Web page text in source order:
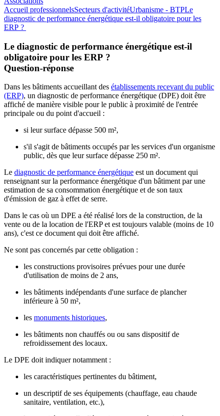
Accueil professionnelsSecteurs d'activitéUrbanisme - BTPLe
diagnostic de performance énergétique est-il obligatoire pour les
ERP ?
Le diagnostic de performance énergétique est-il
obligatoire pour les ERP ?
Question-réponse
Dans les bâtiments accueillant des établissements recevant du public
(ERP), un diagnostic de performance énergétique (DPE) doit être
affiché de manière visible pour le public à proximité de l'entrée
principale ou du point d'accueil :
si leur surface dépasse 500 m²,
s'il s'agit de bâtiments occupés par les services d'un organisme
public, dès que leur surface dépasse 250 m².
Le diagnostic de performance énergétique est un document qui
renseignant sur la performance énergétique d'un bâtiment par une
estimation de sa consommation énergétique et de son taux
d'émission de gaz à effet de serre.
Dans le cas où un DPE a été réalisé lors de la construction, de la
vente ou de la location de l'ERP et est toujours valable (moins de 10
ans), c'est ce document qui doit être affiché.
Ne sont pas concernés par cette obligation :
les constructions provisoires prévues pour une durée
d'utilisation de moins de 2 ans,
les bâtiments indépendants d'une surface de plancher
inférieure à 50 m²,
les monuments historiques,
les bâtiments non chauffés ou ou sans dispositif de
refroidissement des locaux.
Le DPE doit indiquer notamment :
les caractéristiques pertinentes du bâtiment,
un descriptif de ses équipements (chauffage, eau chaude
sanitaire, ventilation, etc.),